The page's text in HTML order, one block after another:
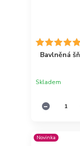
Bavlněná
Skladem
Novinka